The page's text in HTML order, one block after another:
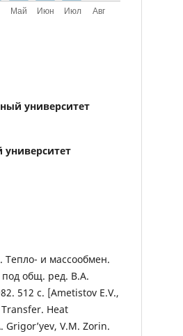
университет
университет
Тепло- и массообмен.
под общ. ред. В.А.
512 с. [Ametistov E.V.,
Transfer. Heat
V.M. Zorin.